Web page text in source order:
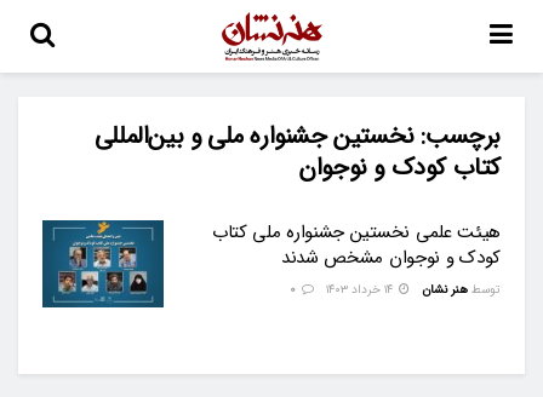
برچسب:نخستین جشنواره ملی و بین‌المللی
کتاب کودک و نوجوان
هیئت‌ علمی نخستین جشنواره ملی کتاب
کودک و نوجوان مشخص شدند
توسط هنر نشان